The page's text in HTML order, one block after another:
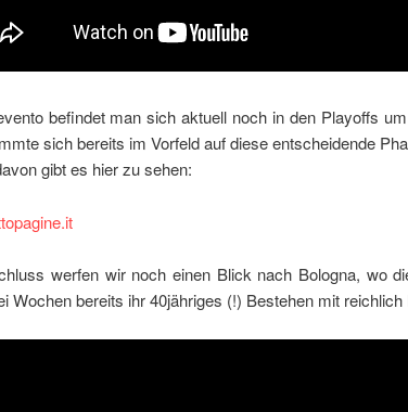
befindet man sich aktuell noch in den Playoffs
sich bereits im Vorfeld auf diese entscheidende
gibt es hier zu sehen:
werfen wir noch einen Blick nach Bologna, wo
Wochen bereits ihr 40jähriges (!) Bestehen mit